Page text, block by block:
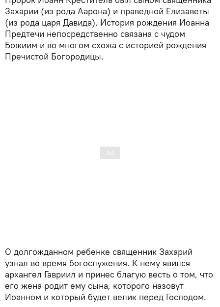
Захарии (из рода Аарона) и праведной Елизаветы
(из рода царя Давида). История рождения Иоанна
Предтечи непосредственно связана с чудом
Божиим и во многом схожа с историей рождения
Пречистой Богородицы.
О долгожданном ребенке священник Захарий
узнал во время богослужения. К нему явился
архангел Гавриил и принес благую весть о том, что
его жена родит ему сына, которого назовут
Иоанном и который будет велик перед Господом.